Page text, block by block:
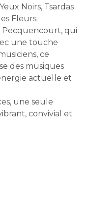
Noirs, Tsardas
Fleurs.
Pecquencourt, qui
une touche
ce
des musiques
actuelle et
une seule
convivial et